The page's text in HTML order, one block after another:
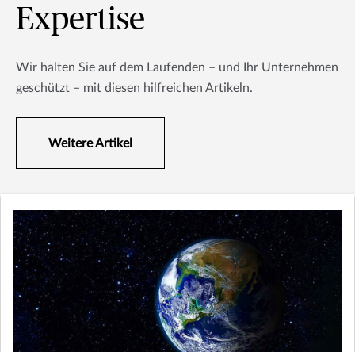
Expertise
Wir halten Sie auf dem Laufenden – und Ihr Unternehmen
geschützt – mit diesen hilfreichen Artikeln.
Weitere Artikel